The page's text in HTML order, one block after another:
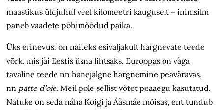
maastikus üldjuhul veel kilomeetri kauguselt – inimsilm
paneb vaadete põhimõõdud paika.
Üks erinevusi on näiteks esiväljakult hargnevate teede
võrk, mis jäi Eestis üsna lihtsaks. Euroopas on väga
tavaline teede nn hanejalgne hargnemine peaväravas,
nn patte d’oie. Meil pole sellist võtet peaaegu kasutatud.
Natuke on seda näha Koigi ja Ääsmäe mõisas, ent tundub